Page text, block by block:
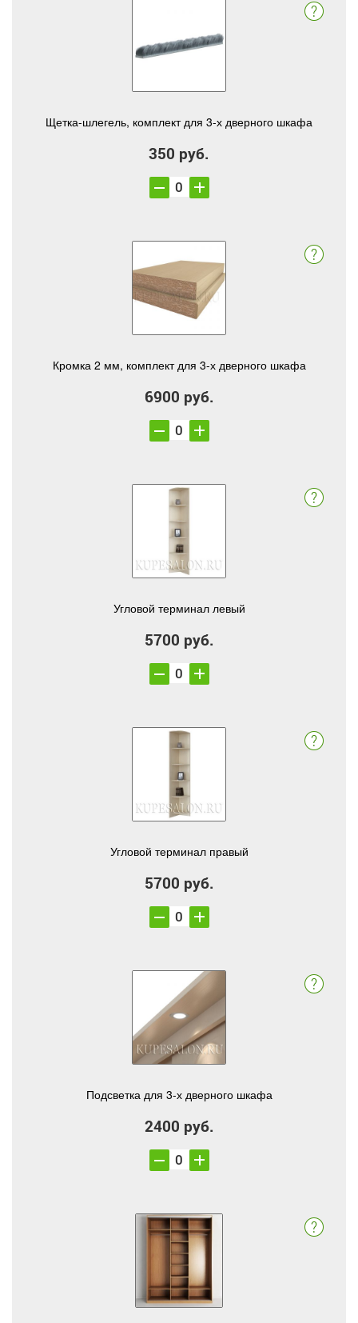
Щетка-шлегель, комплект для 3-х дверного шкафа
350 руб.
Кромка 2 мм, комплект для 3-х дверного шкафа
6900 руб.
Угловой терминал левый
5700 руб.
Угловой терминал правый
5700 руб.
Подсветка для 3-х дверного шкафа
2400 руб.